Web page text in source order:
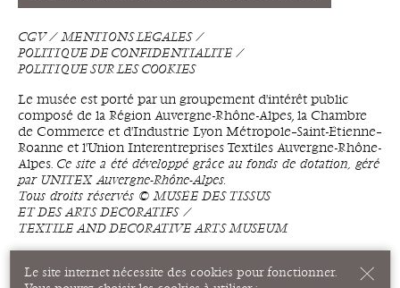
CGV
MENTIONS LÉGALES
POLITIQUE DE CONFIDENTIALITÉ
POLITIQUE SUR LES COOKIES
Le musée est porté par un groupement d'intérêt public
composé de la Région Auvergne-Rhône-Alpes, la Chambre
de Commerce et d'Industrie Lyon Métropole–Saint-Étienne–
Roanne et l'Union Interentreprises Textiles Auvergne-Rhône-
Alpes. Ce site a été développé grâce au fonds de dotation, géré
par UNITEX Auvergne-Rhône-Alpes.
Tous droits réservés © MUSÉE DES TISSUS
ET DES ARTS DÉCORATIFS ⁄
TEXTILE AND DECORATIVE ARTS MUSEUM
Le site internet nécessite des cookies pour fonctionner.